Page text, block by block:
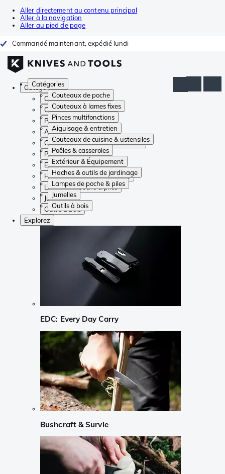
Aller directement au contenu principal
Aller à la navigation
Aller au pied de page
Commandé maintenant, expédié lundi
Catégories
Couteaux de poche
Couteaux à lames fixes
Pinces multifonctions
Aiguisage & entretien
Couteaux de cuisine & ustensiles
Poêles & casseroles
Extérieur & Équipement
Haches & outils de jardinage
Lampes de poche & piles
Jumelles
Outils à bois
Catégories
Couteaux de poche
Couteaux à lames fixes
Pinces multifonctions
Aiguisage & entretien
Couteaux de cuisine & ustensiles
Poêles & casseroles
Extérieur & Équipement
Haches & outils de jardinage
Lampes de poche & piles
Jumelles
Outils à bois
Explorez
EDC: Every Day Carry
Bushcraft & Survie